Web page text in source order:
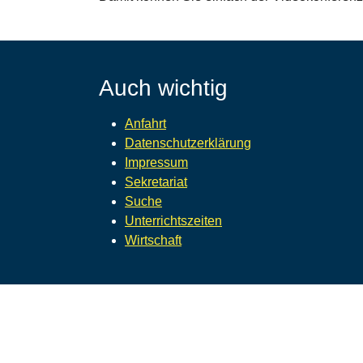
Auch wichtig
Anfahrt
Datenschutzerklärung
Impressum
Sekretariat
Suche
Unterrichtszeiten
Wirtschaft